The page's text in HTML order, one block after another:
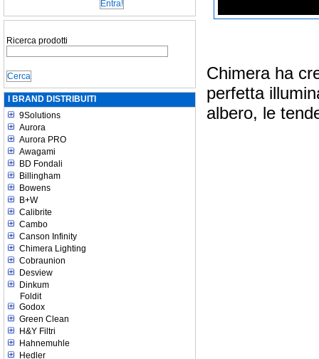
Ricerca prodotti
I BRAND DISTRIBUITI
9Solutions
Aurora
Aurora PRO
Awagami
BD Fondali
Billingham
Bowens
B+W
Calibrite
Cambo
Canson Infinity
Chimera Lighting
Cobraunion
Desview
Dinkum
Foldit
Godox
Green Clean
H&Y Filtri
Hahnemuhle
Hedler
Chimera ha
perfetta
albero, le